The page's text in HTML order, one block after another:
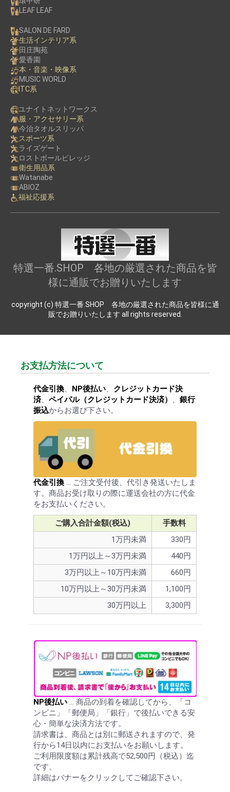
お買い物を続ける カートへ進む
LEAF LEAF
SALON DE FARD
生活インテリア系
田庄陶苑
愛香園
本・音楽・映像系
MUSIC WORLD
ITC系
ユナイトネットワークス
服・アクセサリー系
今治タオルスリッパ
スポーツ系
ライズゲート
ロストボールビレッジ
衛生用品系
Watanabe
ABIOZ
福祉応援系
特選一番.SHOP 各地の厳選された商品を皆
様に通販でお贈りいたします
copyright (c) 特選一番.SHOP 各地の厳選された商品を皆様に通
販でお贈りいたします all rights reserved.
お支払方法について
代金引換、 NP後払い、 クレジットカード決
済、 ペイパル（クレジットカード決済） 、 銀行
振込からお選び下さい。
代金引換 … ご注文受付後、代引き発送いたしま
す。商品お受け取りの際に運送会社の方に代金
をお支払いください。
ご購入合計金額(税込)
手数料
1万円未満
330円
1万円以上～3万円未満
440円
3万円以上～10万円未満
660円
10万円以上～30万円未満
1,100円
30万円以上
3,300円
NP後払い … 商品の到着を確認してから、「コ
ンビニ」「郵便局」「銀行」で後払いできる安
心・簡単な決済方法です。
請求書は、商品とは別に郵送されますので、発
行から14日以内にお支払いをお願いします。
ご利用限度額は累計残高で52,500円（税込）迄
です。
詳細はバナーをクリックしてご確認下さい。